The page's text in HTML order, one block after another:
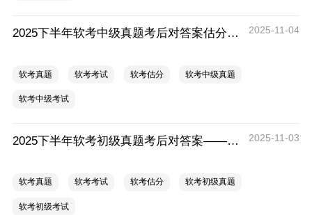
2025下半年软考中级真题考后对答案估分——专业评估，希赛为你揭晓成绩！ 2025-11-04
软考真题 软考考试 软考估分 软考中级真题
软考中级考试
2025下半年软考初级真题考后对答案——趁热打铁，希赛助你精准评估！ 2025-11-03
软考真题 软考考试 软考估分 软考初级真题
软考初级考试